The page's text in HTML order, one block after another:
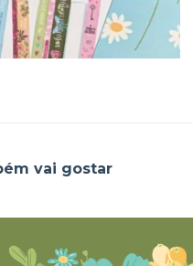
vai gostar